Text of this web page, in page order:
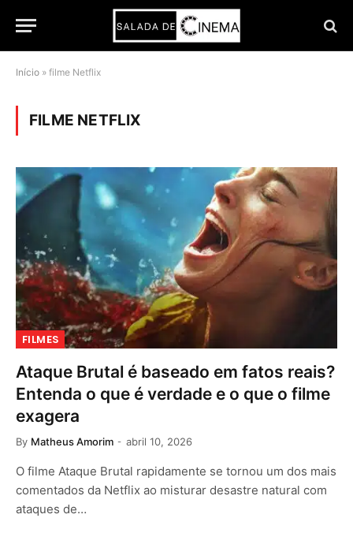
Início » filme Netflix
FILME NETFLIX
FILMES
Ataque Brutal é baseado em fatos reais?
Entenda o que é verdade e o que o filme
exagera
By Matheus Amorim abril 10, 2026
O filme Ataque Brutal rapidamente se tornou um dos mais
comentados da Netflix ao misturar desastre natural com
ataques de…